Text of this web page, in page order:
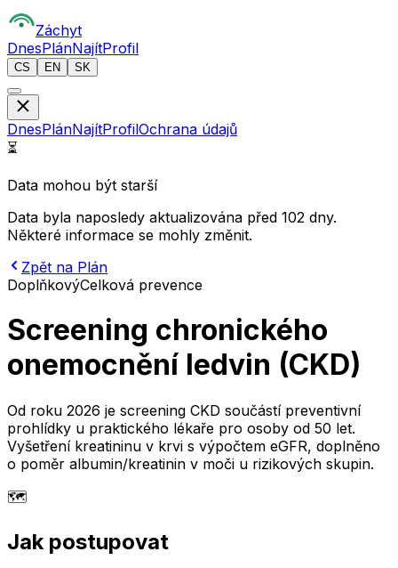
Záchyt
DnesPlánNajítProfil
CS EN SK
DnesPlánNajítProfilOchrana údajů
⏳
Data mohou být starší
Data byla naposledy aktualizována před 102 dny.
Některé informace se mohly změnit.
Zpět na Plán
DoplňkovýCelková prevence
Screening chronického
onemocnění ledvin (CKD)
Od roku 2026 je screening CKD součástí preventivní
prohlídky u praktického lékaře pro osoby od 50 let.
Vyšetření kreatininu v krvi s výpočtem eGFR, doplněno
o poměr albumin/kreatinin v moči u rizikových skupin.
🗺️
Jak postupovat